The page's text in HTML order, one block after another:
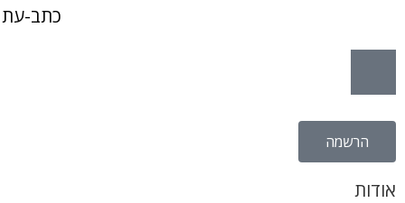
כתב-עת
הרשמה
אודות